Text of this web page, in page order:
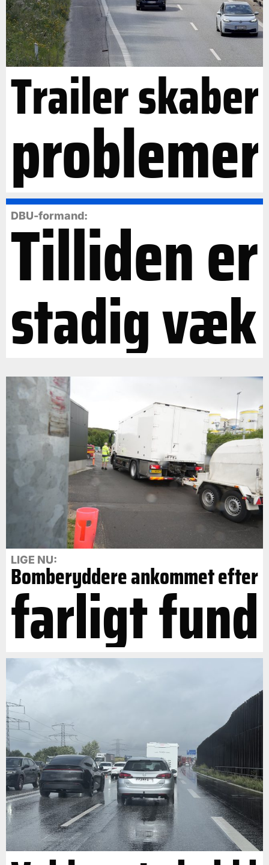
Trailer skaber
problemer
DBU-formand:
Tilliden er
stadig væk
LIGE NU:
Bomberyddere ankommet efter
farligt fund